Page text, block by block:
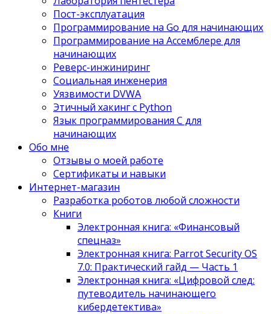
Пост-эксплуатация
Программирование на Go для начинающих
Программирование на Ассемблере для
начинающих
Реверс-инжиниринг
Социальная инженерия
Уязвимости DVWA
Этичный хакинг с Python
Язык программирования С для
начинающих
Обо мне
Отзывы о моей работе
Сертификаты и навыки
Интернет-магазин
Разработка роботов любой сложности
Книги
Электронная книга: «Финансовый
спецназ»
Электронная книга: Parrot Security OS
7.0: Практический гайд — Часть 1
Электронная книга: «Цифровой след:
путеводитель начинающего
кибердетектива»